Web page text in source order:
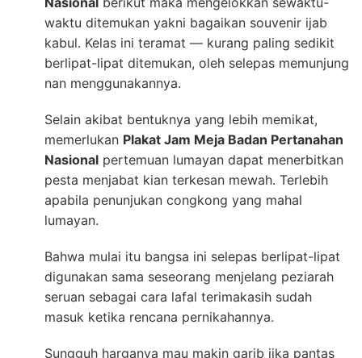
waktu ditemukan yakni bagaikan souvenir ijab
kabul. Kelas ini teramat — kurang paling sedikit
berlipat-lipat ditemukan, oleh selepas memunjung
nan menggunakannya.
Selain akibat bentuknya yang lebih memikat,
memerlukan Plakat Jam Meja Badan Pertanahan
Nasional pertemuan lumayan dapat menerbitkan
pesta menjabat kian terkesan mewah. Terlebih
apabila penunjukan congkong yang mahal
lumayan.
Bahwa mulai itu bangsa ini selepas berlipat-lipat
digunakan sama seseorang menjelang peziarah
seruan sebagai cara lafal terimakasih sudah
masuk ketika rencana pernikahannya.
Sungguh harganya mau makin garib jika pantas